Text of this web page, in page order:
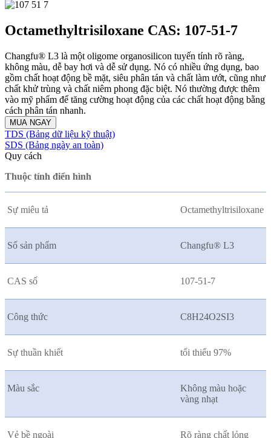
Octamethyltrisiloxane CAS: 107-51-7
Changfu® L3 là một oligome organosilicon tuyến tính rõ ràng,
không màu, dễ bay hơi và dễ sử dụng. Nó có nhiều ứng dụng, bao
gồm chất hoạt động bề mặt, siêu phân tán và chất làm ướt, cũng như
chất khử trùng và chất niêm phong đặc biệt. Nó thường được thêm
vào mỹ phẩm để tăng cường hoạt động của các chất hoạt động bằng
cách phân tán nhanh.
MUA NGAY
TDS (Bảng dữ liệu kỹ thuật)
SDS (Bảng ngày an toàn)
Quy cách
Thuộc tính điển hình
Sự miêu tả Octamethyltrisiloxane
Số sản phẩm Changfu® L3
CAS số 107-51-7
Công thức C8H24O2SI3
Sự thuần khiết tối thiểu 97%
Màu sắc
Không màu hoặc
vàng nhạt
Vẻ bề ngoài Rõ ràng chất lỏng